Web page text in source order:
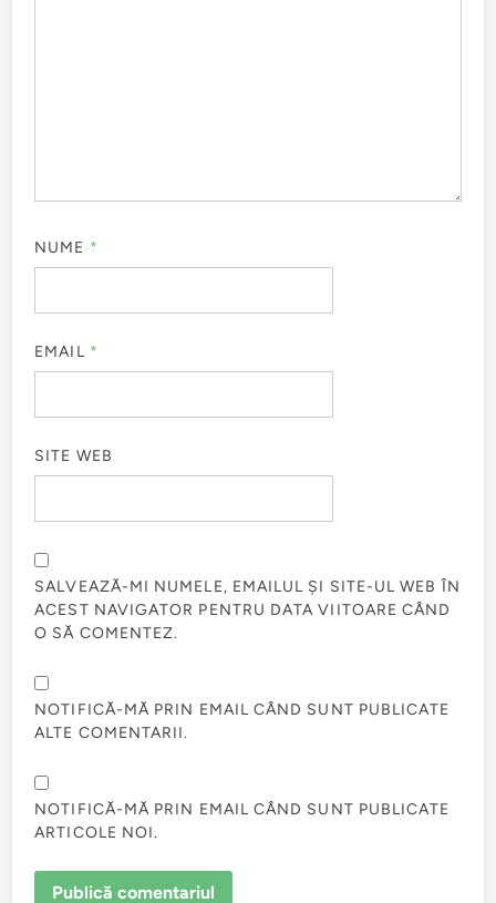
NUME *
EMAIL *
SITE WEB
SALVEAZĂ-MI NUMELE, EMAILUL ȘI SITE-UL WEB ÎN
ACEST NAVIGATOR PENTRU DATA VIITOARE CÂND
O SĂ COMENTEZ.
NOTIFICĂ-MĂ PRIN EMAIL CÂND SUNT PUBLICATE
ALTE COMENTARII.
NOTIFICĂ-MĂ PRIN EMAIL CÂND SUNT PUBLICATE
ARTICOLE NOI.